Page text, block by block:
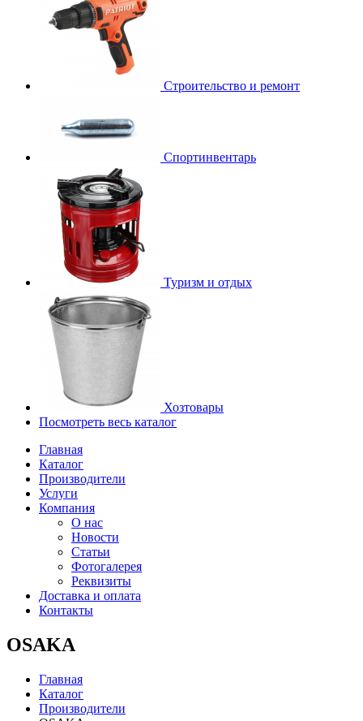
Строительство и ремонт
Спортинвентарь
Туризм и отдых
Хозтовары
Посмотреть весь каталог
Главная
Каталог
Производители
Услуги
Компания
О нас
Новости
Статьи
Фотогалерея
Реквизиты
Доставка и оплата
Контакты
OSAKA
Главная
Каталог
Производители